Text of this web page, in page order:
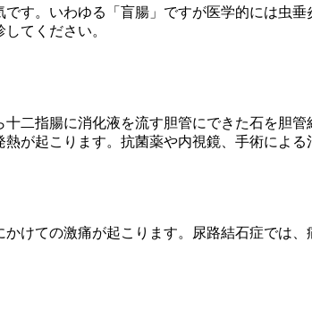
す。いわゆる「盲腸」ですが医学的には虫
てください。
二指腸に消化液を流す胆管にできた石を胆
が起こります。抗菌薬や内視鏡、手術によ
けての激痛が起こります。尿路結石症では